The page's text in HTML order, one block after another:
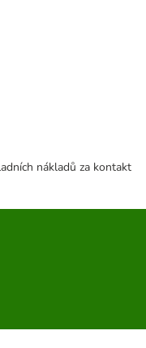
nákladů za kontakt